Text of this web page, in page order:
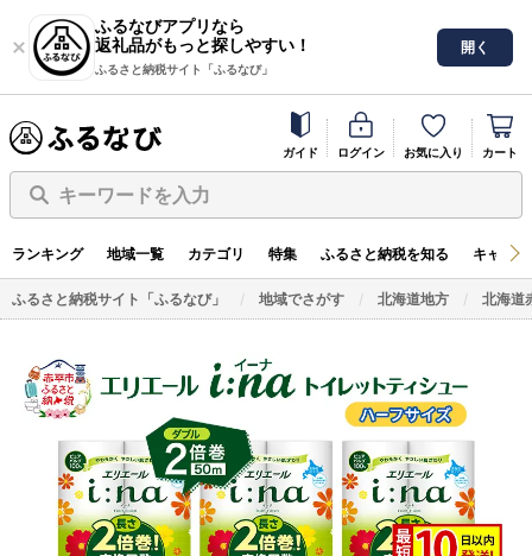
ふるなびアプリなら
返礼品がもっと探しやすい！
ふるさと納税サイト「ふるなび」
開く
ガイド ログイン お気に入り カート
キーワードを入力
ランキング 地域一覧 カテゴリ 特集 ふるさと納税を知る キャン
ふるさと納税サイト「ふるなび」 地域でさがす 北海道地方 北海道